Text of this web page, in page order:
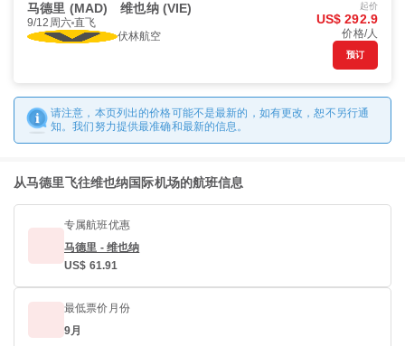
马德里 (MAD) 维也纳 (VIE)
9/12周六 直飞
伏林航空
起价
US$ 292.9
价格/人
预订
请注意，本页列出的价格可能不是最新的，如有更改，恕不另行通
知。我们努力提供最准确和最新的信息。
从马德里飞往维也纳国际机场的航班信息
专属航班优惠
马德里 - 维也纳
US$ 61.91
最低票价月份
9月